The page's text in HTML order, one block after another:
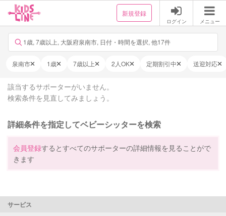
新規登録
ログイン メニュー
1歳, 7歳以上, 大阪府泉南市, 日付・時間を選択, 他17件
泉南市 1歳 7歳以上 2人OK 定期割引中 送迎対応
該当するサポーターがいません。
検索条件を見直してみましょう。
詳細条件を指定してベビーシッターを検索
会員登録するとすべてのサポーターの詳細情報を見ることがで
きます
サービス